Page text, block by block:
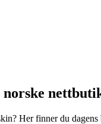
Her finner du